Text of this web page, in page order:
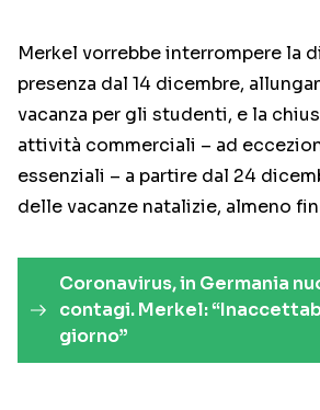
Merkel vorrebbe interrompere la
presenza dal 14 dicembre,
vacanza per gli studenti, e la
attività commerciali – ad
essenziali – a partire dal 24
delle vacanze natalizie, almeno
Coronavirus, in Germania
contagi. Merkel:
giorno”